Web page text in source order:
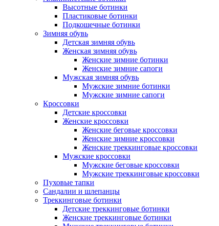
Высотные ботинки
Пластиковые ботинки
Подкошечные ботинки
Зимняя обувь
Детская зимняя обувь
Женская зимняя обувь
Женские зимние ботинки
Женские зимние сапоги
Мужская зимняя обувь
Мужские зимние ботинки
Мужские зимние сапоги
Кроссовки
Детские кроссовки
Женские кроссовки
Женские беговые кроссовки
Женские зимние кроссовки
Женские треккинговые кроссовки
Мужские кроссовки
Мужские беговые кроссовки
Мужские треккинговые кроссовки
Пуховые тапки
Сандалии и шлепанцы
Треккинговые ботинки
Детские треккинговые ботинки
Женские треккинговые ботинки